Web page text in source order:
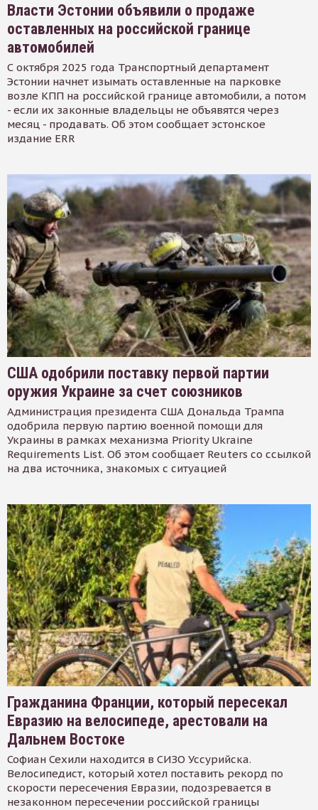
Власти Эстонии объявили о продаже
оставленных на российской границе
автомобилей
С октября 2025 года Транспортный департамент
Эстонии начнет изымать оставленные на парковке
возле КПП на российской границе автомобили, а потом
- если их законные владельцы не объявятся через
месяц - продавать. Об этом сообщает эстонское
издание ERR
США одобрили поставку первой партии
оружия Украине за счет союзников
Администрация президента США Дональда Трампа
одобрила первую партию военной помощи для
Украины в рамках механизма Priority Ukraine
Requirements List. Об этом сообщает Reuters со ссылкой
на два источника, знакомых с ситуацией
Гражданина Франции, который пересекал
Евразию на велосипеде, арестовали на
Дальнем Востоке
Софиан Сехили находится в СИЗО Уссурийска.
Велосипедист, который хотел поставить рекорд по
скорости пересечения Евразии, подозревается в
незаконном пересечении российской границы